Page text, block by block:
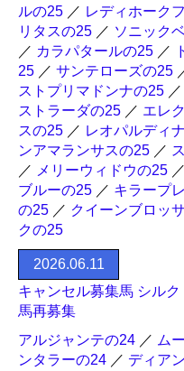
ルの25 ／ レディホーク
リタスの25 ／ ソニック
／ カラパタールの25 ／
25 ／ サンテローズの25
ストプリマドンナの25 ／
ストラーダの25 ／ エレ
スの25 ／ レオパルディ
ンアマランサスの25 ／
／ メリーウィドウの25 ／
ブルーの25 ／ キラープ
の25 ／ クイーンブロッ
クの25
2026.06.11
キャンセル募集馬 シル
馬再募集
アルジャンテの24 ／ ム
ンタラーの24 ／ ディア